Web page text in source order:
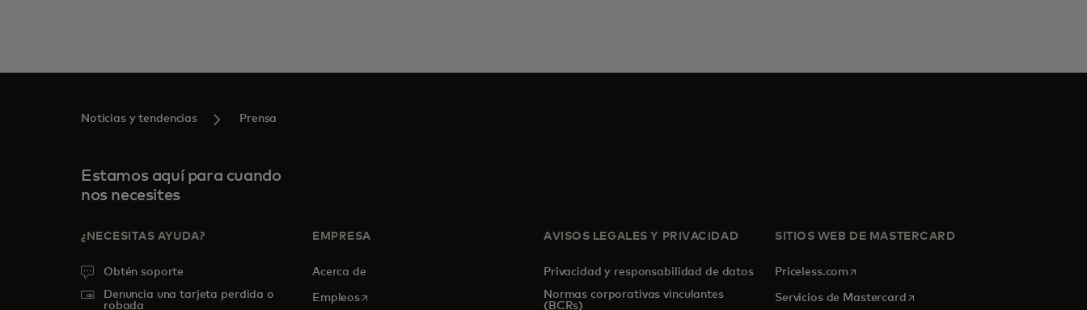
Noticias y tendencias Prensa
Estamos aquí para cuando
nos necesites
¿NECESITAS AYUDA?
Obtén soporte
Denuncia una tarjeta perdida o
robada
EMPRESA
Acerca de
Empleosse abre en una pestaña nueva
AVISOS LEGALES Y PRIVACIDAD
Privacidad y responsabilidad de datos
Normas corporativas vinculantes
(BCRs)
SITIOS WEB DE MASTERCARD
Priceless.com se abre en una pestaña nueva
Servicios de Mastercardse abre en una pestaña nueva